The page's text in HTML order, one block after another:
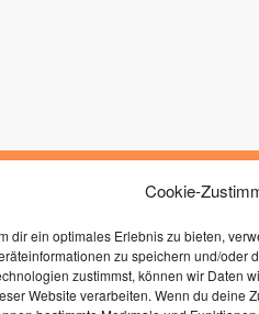
Cookie-
dir ein optimales Erlebnis zu bieten,
zu speichern und/oder
zustimmst, können wir Daten
Website verarbeiten. Wenn du deine